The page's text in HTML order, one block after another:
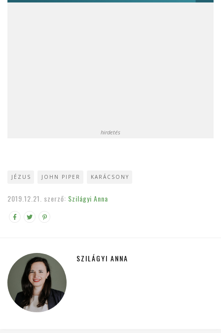
hirdetés
JÉZUS JOHN PIPER KARÁCSONY
2019.12.21. szerző: Szilágyi Anna
SZILÁGYI ANNA